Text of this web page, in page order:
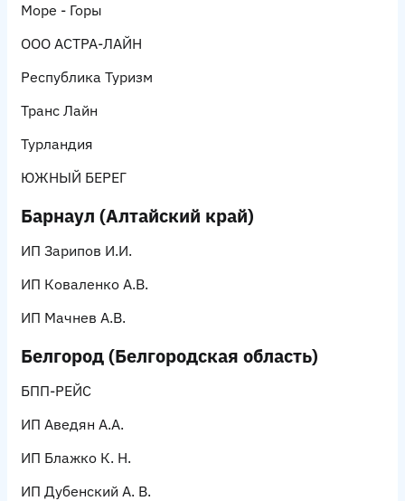
Море - Горы
ООО АСТРА-ЛАЙН
Республика Туризм
Транс Лайн
Турландия
ЮЖНЫЙ БЕРЕГ
Барнаул (Алтайский край)
ИП Зарипов И.И.
ИП Коваленко А.В.
ИП Мачнев А.В.
Белгород (Белгородская область)
БПП-РЕЙС
ИП Аведян А.А.
ИП Блажко К. Н.
ИП Дубенский А. В.